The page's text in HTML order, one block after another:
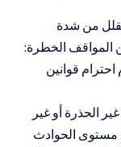
من شدة
المواقف الخطرة:
احترام قوانين
الحذرة أو غير
مستوى الحوادث